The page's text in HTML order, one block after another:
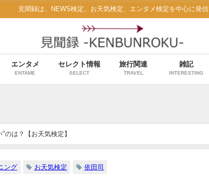
見聞録は、NEWS検定、お天気検定、エンタメ検定を中心に発信
エンタメ
ENTAME
セレクト情報
SELECT
旅行関連
TRAVEL
雑記
INTERESTING
のは？【お天気検定】
ング お天気検定 依田司